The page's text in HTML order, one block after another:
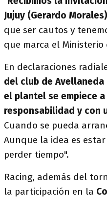
Jujuy (Gerardo Morales)
que ser cautos y
que marca el Ministerio
En declaraciones
del club de
el plantel se empiece a
responsabilidad y con
Cuando se pueda
Aunque la idea es
perder tiempo".
Racing, además del
la participación en la